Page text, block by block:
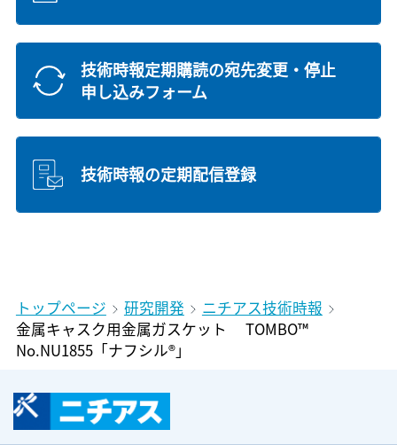
技術時報定期購読の宛先変更・停止
申し込みフォーム
技術時報の定期配信登録
トップページ 研究開発
ニチアス技術時報
金属キャスク用金属ガスケット TOMBO™
No.NU1855「ナフシル®」